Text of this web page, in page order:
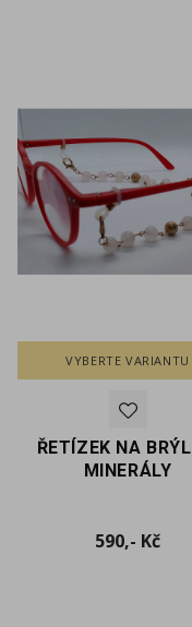
VYBERTE VARIANTU
ŘETÍZEK NA
MINERÁLY
590,- KčCena